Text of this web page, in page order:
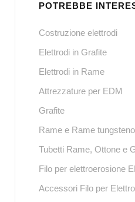
POTREBBE
Costruzione elettrodi
Elettrodi in Grafite
Elettrodi in Rame
Attrezzature per EDM
Grafite
Rame e Rame tungsteno
Tubetti Rame, Ottone e
Filo per elettroerosione
Accessori Filo per